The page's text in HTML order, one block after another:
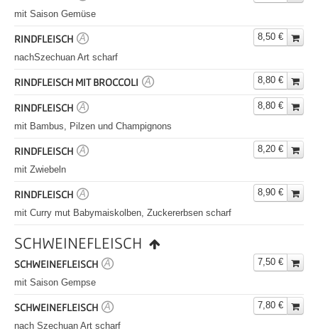
mit Saison Gemüse
RINDFLEISCH A
8,50 €
nachSzechuan Art scharf
RINDFLEISCH MIT BROCCOLI A 8,80 €
RINDFLEISCH A
8,80 €
mit Bambus, Pilzen und Champignons
RINDFLEISCH A
8,20 €
mit Zwiebeln
RINDFLEISCH A
8,90 €
mit Curry mut Babymaiskolben, Zuckererbsen scharf
SCHWEINEFLEISCH
SCHWEINEFLEISCH A
7,50 €
mit Saison Gempse
SCHWEINEFLEISCH A
7,80 €
nach Szechuan Art scharf